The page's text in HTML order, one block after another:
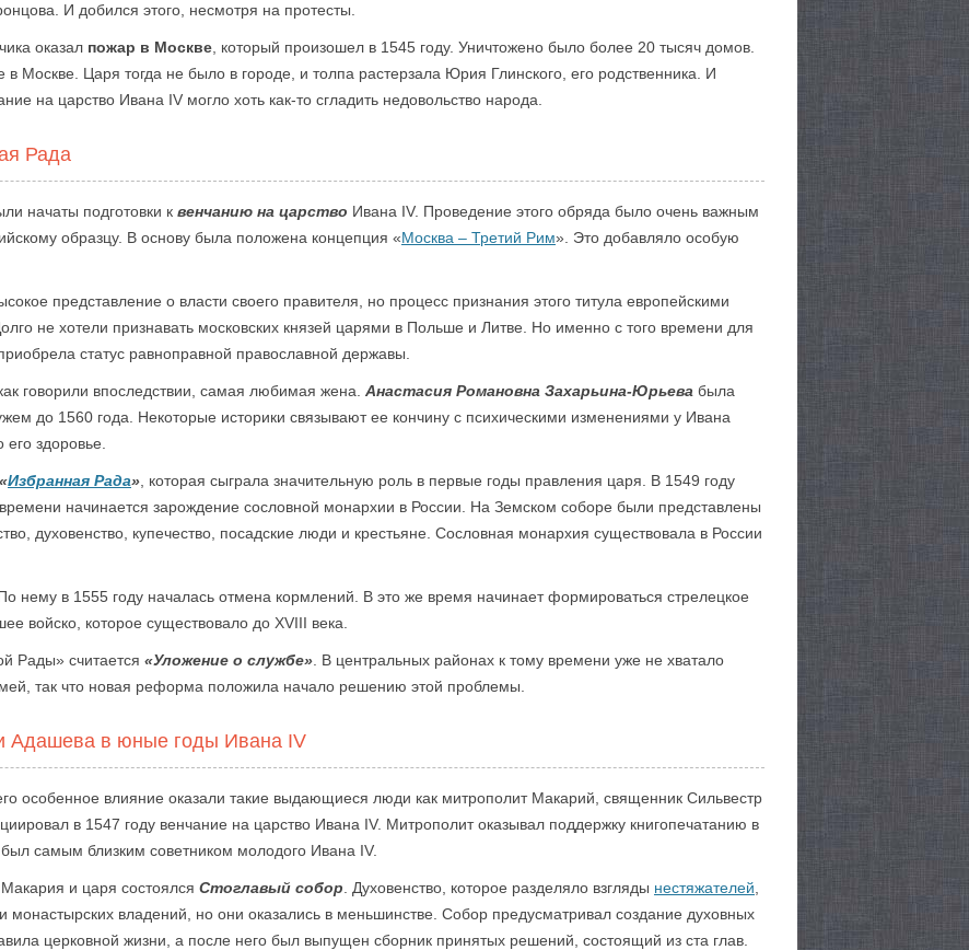
И добился этого, несмотря на протесты.
оказал пожар в Москве , который произошел в 1545 году. Уничтожено было более 20 тысяч домов.
Москве. Царя тогда не было в городе, и толпа растерзала Юрия Глинского, его родственника. И
на царство Ивана IV могло хоть как-то сгладить недовольство народа.
Рада
начаты подготовки к венчанию на царство Ивана IV. Проведение этого обряда было очень важным
образцу. В основу была положена концепция «Москва – Третий Рим». Это добавляло особую
представление о власти своего правителя, но процесс признания этого титула европейскими
не хотели признавать московских князей царями в Польше и Литве. Но именно с того времени для
статус равноправной православной державы.
говорили впоследствии, самая любимая жена. Анастасия Романовна Захарьина-Юрьева была
до 1560 года. Некоторые историки связывают ее кончину с психическими изменениями у Ивана
здоровье.
«Избранная Рада» , которая сыграла значительную роль в первые годы правления царя. В 1549 году
времени начинается зарождение сословной монархии в России. На Земском соборе были представлены
духовенство, купечество, посадские люди и крестьяне. Сословная монархия существовала в России
нему в 1555 году началась отмена кормлений. В это же время начинает формироваться стрелецкое
войско, которое существовало до XVIII века.
Рады» считается «Уложение о службе» . В центральных районах к тому времени уже не хватало
так что новая реформа положила начало решению этой проблемы.
Адашева в юные годы Ивана IV
особенное влияние оказали такие выдающиеся люди как митрополит Макарий, священник Сильвестр
в 1547 году венчание на царство Ивана IV. Митрополит оказывал поддержку книгопечатанию в
самым близким советником молодого Ивана IV.
и царя состоялся Стоглавый собор . Духовенство, которое разделяло взгляды нестяжателей
монастырских владений, но они оказались в меньшинстве. Собор предусматривал создание духовных
церковной жизни, а после него был выпущен сборник принятых решений, состоящий из ста глав.